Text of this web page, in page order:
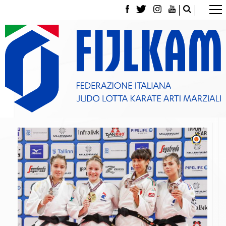
La Federazione
Tesseramento
Contatti
Norme e modulistica Affiliazioni e Tesseramenti
Classifica Società Sportive con più di 100 atleti
tesserati
Gare e Risultati
Archivio eventi
Dove siamo
Media
Partners
Trasparenza
Judo
La disciplina
News
Attività Didattica